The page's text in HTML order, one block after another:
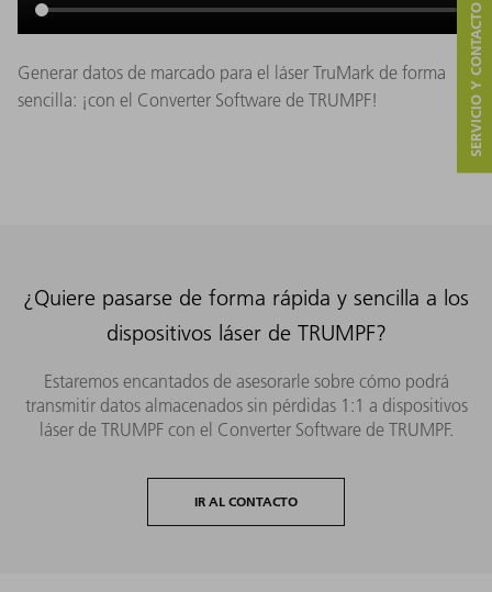
Generar datos de marcado para el láser TruMark de forma
sencilla: ¡con el Converter Software de TRUMPF!
¿Quiere pasarse de forma rápida y sencilla a los
dispositivos láser de TRUMPF?
Estaremos encantados de asesorarle sobre cómo podrá
transmitir datos almacenados sin pérdidas 1:1 a dispositivos
láser de TRUMPF con el Converter Software de TRUMPF.
IR AL CONTACTO
SERVICIO Y CONTACTO